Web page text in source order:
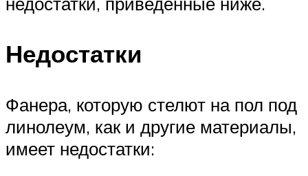
Недостатки
Фанера, которую стелют на пол под
линолеум, как и другие материалы,
имеет недостатки: